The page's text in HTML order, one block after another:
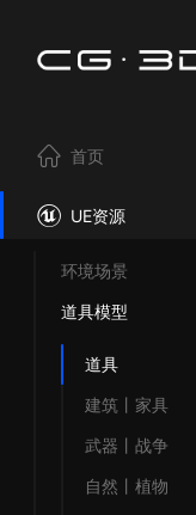
首页
UE资源
环境场景
道具模型
道具
建筑丨家具
武器丨战争
自然丨植物